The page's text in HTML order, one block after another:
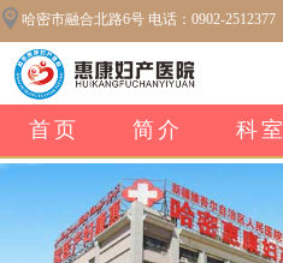
哈密市融合北路6号 电话：0902-2512377
首页 简介 科室